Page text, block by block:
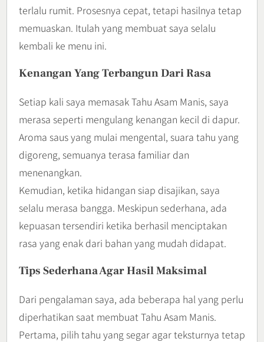
terlalu rumit. Prosesnya cepat, tetapi hasilnya tetap
memuaskan. Itulah yang membuat saya selalu
kembali ke menu ini.
Kenangan Yang Terbangun Dari Rasa
Setiap kali saya memasak Tahu Asam Manis, saya
merasa seperti mengulang kenangan kecil di dapur.
Aroma saus yang mulai mengental, suara tahu yang
digoreng, semuanya terasa familiar dan
menenangkan.
Kemudian, ketika hidangan siap disajikan, saya
selalu merasa bangga. Meskipun sederhana, ada
kepuasan tersendiri ketika berhasil menciptakan
rasa yang enak dari bahan yang mudah didapat.
Tips Sederhana Agar Hasil Maksimal
Dari pengalaman saya, ada beberapa hal yang perlu
diperhatikan saat membuat Tahu Asam Manis.
Pertama, pilih tahu yang segar agar teksturnya tetap